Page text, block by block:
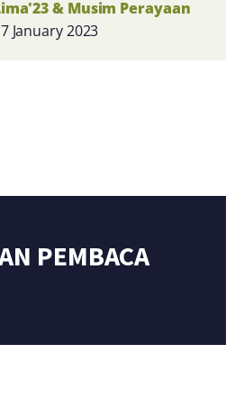
& Musim Perayaan
January 2023
PEMBACA